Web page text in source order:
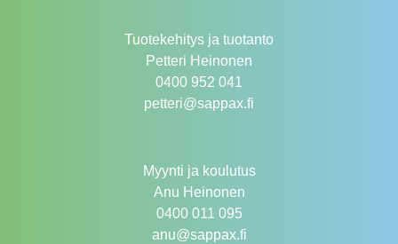
Tuotekehitys ja tuotanto
Petteri Heinonen
0400 952 041
petteri@sappax.fi
Myynti ja koulutus
Anu Heinonen
0400 011 095
anu@sappax.fi